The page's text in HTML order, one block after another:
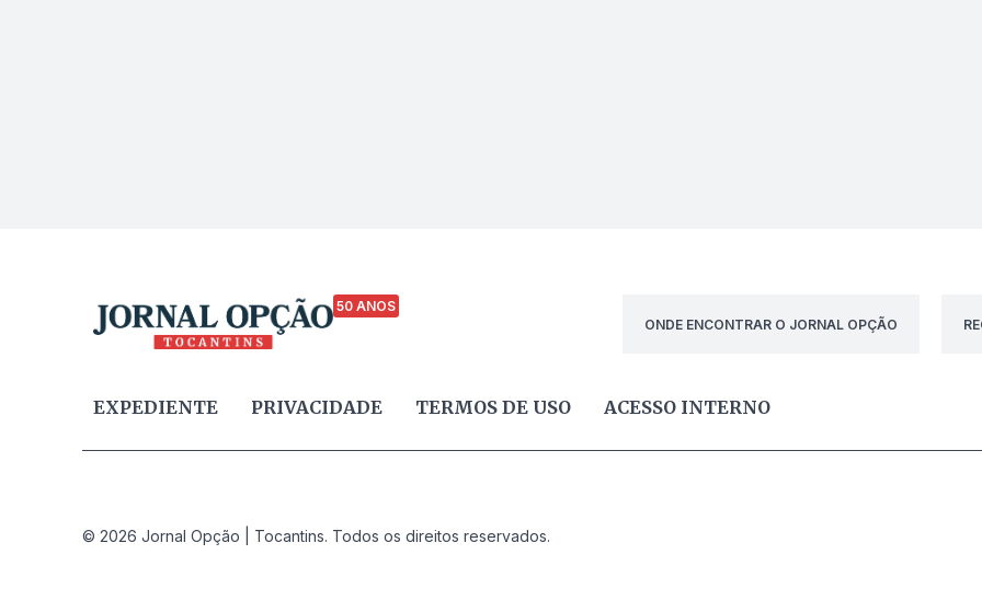
50 ANOS
ONDE ENCONTRAR O JORNAL OPÇÃO
EXPEDIENTE PRIVACIDADE TERMOS DE USO ACESSO INTERNO
© 2026 Jornal Opção | Tocantins. Todos os direitos reservados.